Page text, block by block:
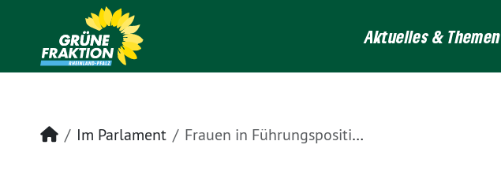
Aktuelles & Themen
Startseite
Im Parlament Frauen in Führungspositionen in der Polizei